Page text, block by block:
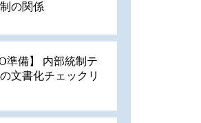
の関係
準備】 内部統制テ
文書化チェックリ